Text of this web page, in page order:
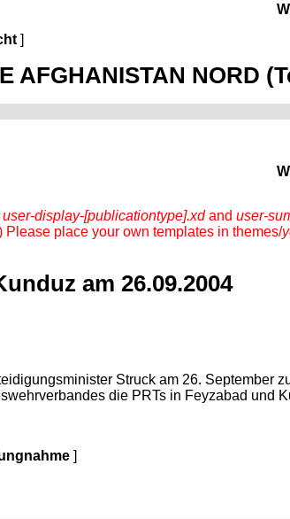
]
AFGHANISTAN NORD
user-display-[publicationtype].xdand user-
place your own templates in themes/
am 26.09.2004
Struck am 26. September
die PRTs in Feyzabad und
]